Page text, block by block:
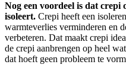
Nog een voordeel is dat crepi
isoleert. Crepi heeft een
warmteverlies verminderen en
verbeteren. Dat maakt crepi
de crepi aanbrengen op heel
dat hoeft geen probleem te